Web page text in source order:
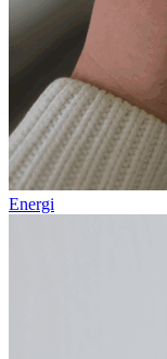
Energi